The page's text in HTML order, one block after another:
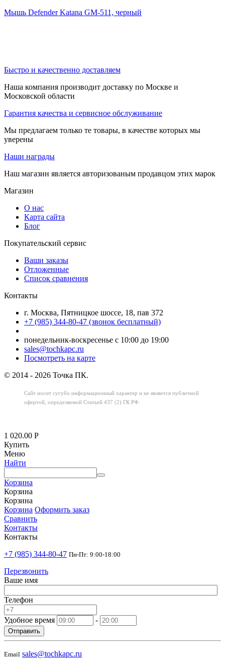
Мышь Defender Katana GM-511, черный
Быстро и качественно доставляем
Наша компания производит доставку по Москве и
Московской области
Гарантия качества и сервисное обслуживание
Мы предлагаем только те товары, в качестве которых мы
уверены
Наши награды
Наш магазин является авторизованым продавцом этих марок
Магазин
О нас
Карта сайта
Блог
Покупательский сервис
Ваши заказы
Отложенные
Список сравнения
Контакты
г. Москва, Пятницкое шоссе, 18, пав 372
+7 (985) 344-80-47 (звонок бесплатный)
понедельник-воскресенье с 10:00 до 19:00
sales@tochkapc.ru
Посмотреть на карте
© 2014 - 2026 Точка ПК.
Сайт носит сугубо информационный характер и не является публичной
офертой, определяемой Статьей 437 (2) ГК РФ.
1 020.00 Р
Купить
Меню
Найти
Корзина
Корзина
Корзина
Корзина Оформить заказ
Сравнить
Контакты
Контакты
+7 (985) 344-80-47 Пн-Пт: 9:00-18:00
Перезвонить
Ваше имя
Телефон
Удобное время -
Отправить
Email sales@tochkapc.ru